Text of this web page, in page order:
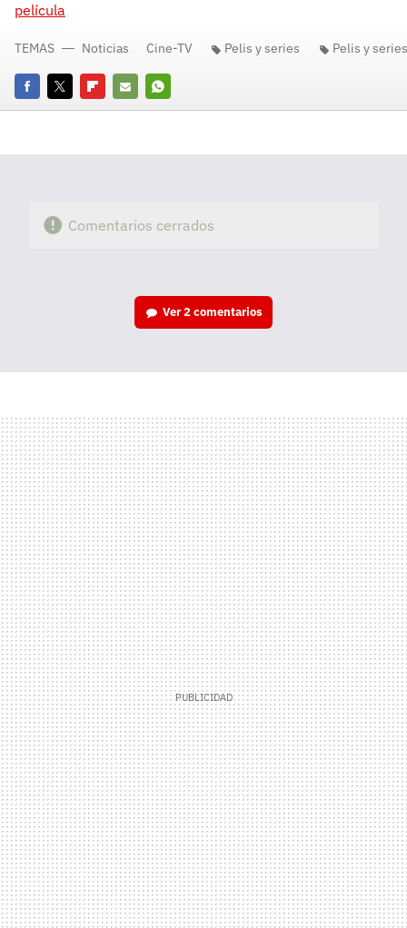
película
FacebookTwitterFlipboard
E-
Whatsapp
TEMAS Noticias Cine-TV Pelis y series Pelis y
Comentarios cerrados
Ver2 comentarios